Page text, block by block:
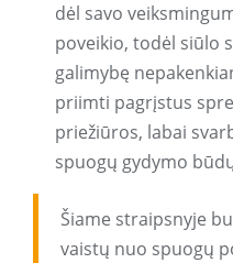
dėl savo
poveikio, todėl siūlo
galimybę
priimti pagrįstus
priežiūros, labai
spuogų gydymo
Šiame straipsnyje
vaistų nuo spuogų